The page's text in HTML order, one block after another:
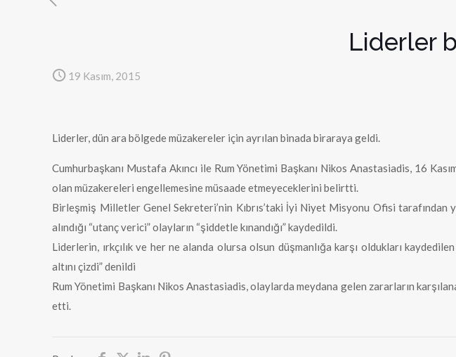
Liderler
19 Kasım, 2015
Liderler, dün ara bölgede müzakereler için ayrılan binada biraraya geldi.
Cumhurbaşkanı Mustafa Akıncı ile Rum Yönetimi Başkanı Nikos Anastasiadis, 16
olan müzakereleri engellemesine müsaade etmeyeceklerini belirtti.
Birleşmiş Milletler Genel Sekreteri’nin Kıbrıs’taki İyi Niyet Misyonu Ofisi tarafından
alındığı “utanç verici” olayların “şiddetle kınandığı” kaydedildi.
Liderlerin, ırkçılık ve her ne alanda olursa olsun düşmanlığa karşı oldukları
altını çizdi” denildi
Rum Yönetimi Başkanı Nikos Anastasiadis, olaylarda meydana gelen zararların
etti.